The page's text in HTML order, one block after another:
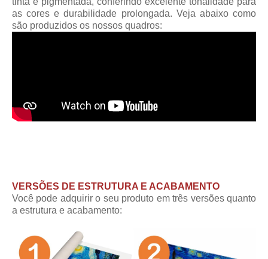
as cores e durabilidade prolongada. Veja abaixo como
são produzidos os nossos quadros:
VERSÕES DE ESTRUTURA E ACABAMENTO
Você pode adquirir o seu produto em três versões quanto
a estrutura e acabamento: